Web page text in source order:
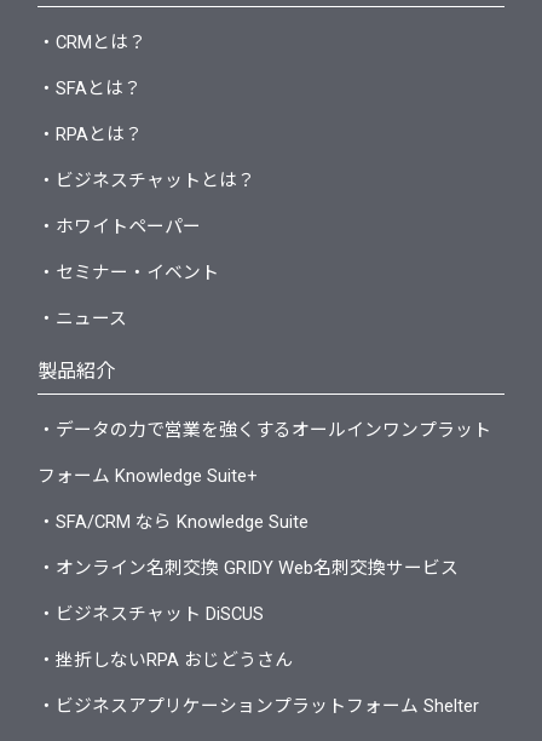
・CRMとは？
・SFAとは？
・RPAとは？
・ビジネスチャットとは？
・ホワイトペーパー
・セミナー・イベント
・ニュース
製品紹介
・データの力で営業を強くするオールインワンプラット
フォーム Knowledge Suite+
・SFA/CRM なら Knowledge Suite
・オンライン名刺交換 GRIDY Web名刺交換サービス
・ビジネスチャット DiSCUS
・挫折しないRPA おじどうさん
・ビジネスアプリケーションプラットフォーム Shelter